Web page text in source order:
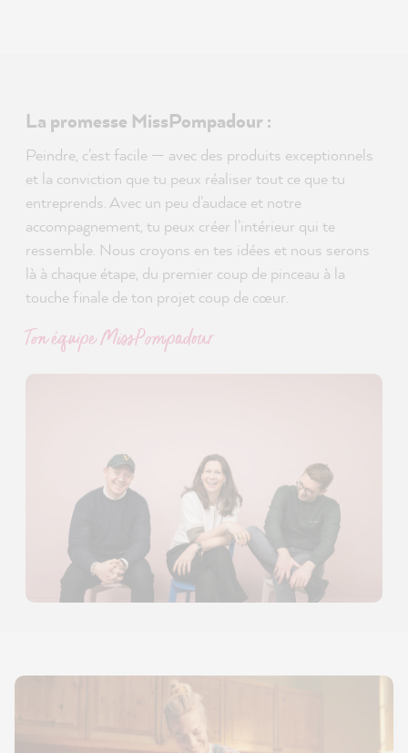
La promesse MissPompadour :
Peindre, c'est facile — avec des produits exceptionnels
et la conviction que tu peux réaliser tout ce que tu
entreprends. Avec un peu d'audace et notre
accompagnement, tu peux créer l'intérieur qui te
ressemble. Nous croyons en tes idées et nous serons
là à chaque étape, du premier coup de pinceau à la
touche finale de ton projet coup de cœur.
Ton équipe MissPompadour